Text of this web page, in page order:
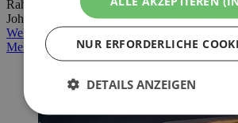
Rahmen für einen Skiurlaub. Wellnessen
Johann im Pongau.
Webseite
Mehr Info
NUR ERFORDERLICHE
DETAILS ANZEIGEN